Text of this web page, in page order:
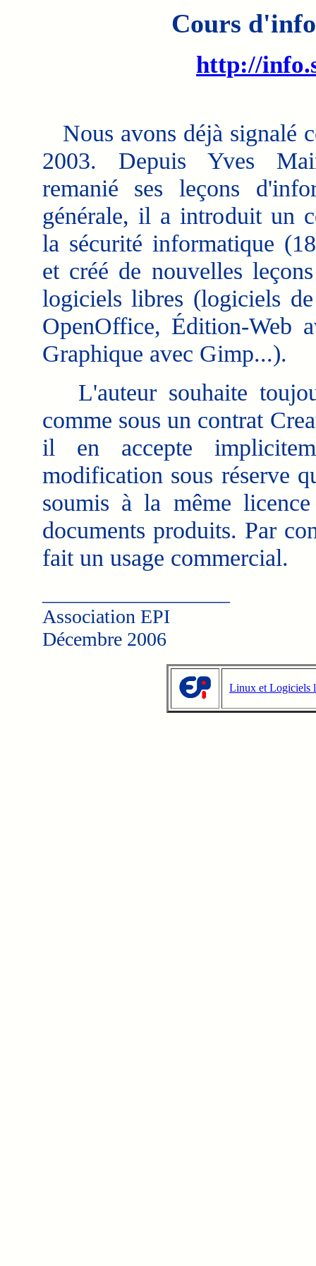
Cours
http://
Nous avons déjà signalé
2003. Depuis Yves
remanié ses leçons
générale, il a introduit un
la sécurité informatique
et créé de nouvelles
logiciels libres (logiciels
OpenOffice, Édition-Web
Graphique avec Gimp...).
L'auteur souhaite
comme sous un contrat
il en accepte
modification sous réserve
soumis à la même
documents produits. Par
fait un usage commercial.
Association EPI
Décembre 2006
Linux et Logiciels